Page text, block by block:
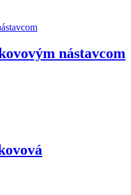
nástavcom